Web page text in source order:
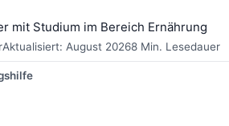
mit Studium im Bereich Ernährung
Aktualisiert: August 20268 Min. Lesedauer